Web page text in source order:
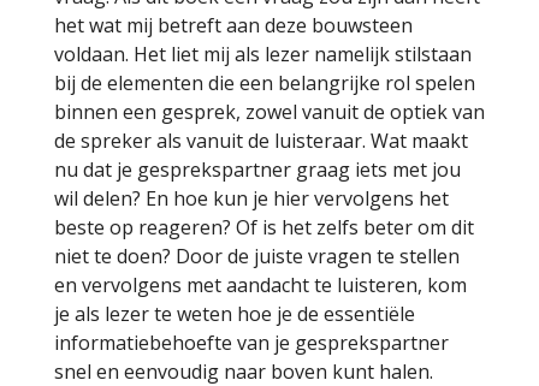
het wat mij betreft aan deze bouwsteen
voldaan. Het liet mij als lezer namelijk stilstaan
bij de elementen die een belangrijke rol spelen
binnen een gesprek, zowel vanuit de optiek van
de spreker als vanuit de luisteraar. Wat maakt
nu dat je gesprekspartner graag iets met jou
wil delen? En hoe kun je hier vervolgens het
beste op reageren? Of is het zelfs beter om dit
niet te doen? Door de juiste vragen te stellen
en vervolgens met aandacht te luisteren, kom
je als lezer te weten hoe je de essentiële
informatiebehoefte van je gesprekspartner
snel en eenvoudig naar boven kunt halen.